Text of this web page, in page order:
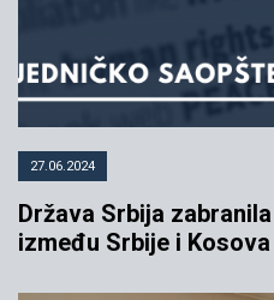
27.06.2024
Država Srbija
između Srbije i Kosova